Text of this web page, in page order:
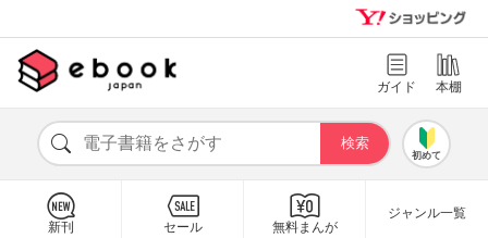
ガイド 本棚
初めて
新刊 セール 無料まんが
ジャンル一覧